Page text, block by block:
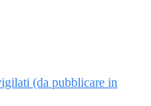
(da pubblicare in